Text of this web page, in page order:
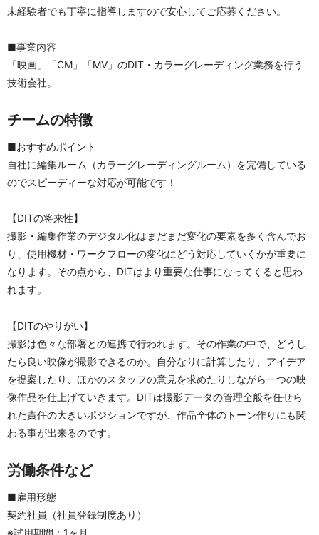
未経験者でも丁寧に指導しますので安心してご応募ください。
■事業内容
「映画」「CM」「MV」のDIT・カラーグレーディング業務を行う
技術会社。
チームの特徴
■おすすめポイント
自社に編集ルーム（カラーグレーディングルーム）を完備している
のでスピーディーな対応が可能です！
【DITの将来性】
撮影・編集作業のデジタル化はまだまだ変化の要素を多く含んでお
り、使用機材・ワークフローの変化にどう対応していくかが重要に
なります。その点から、DITはより重要な仕事になってくると思わ
れます。
【DITのやりがい】
撮影は色々な部署との連携で行われます。その作業の中で、どうし
たら良い映像が撮影できるのか。自分なりに計算したり、アイデア
を提案したり、ほかのスタッフの意見を求めたりしながら一つの映
像作品を仕上げていきます。DITは撮影データの管理全般を任せら
れた責任の大きいポジションですが、作品全体のトーン作りにも関
わる事が出来るのです。
労働条件など
■雇用形態
契約社員（社員登録制度あり）
※試用期間：1ヶ月